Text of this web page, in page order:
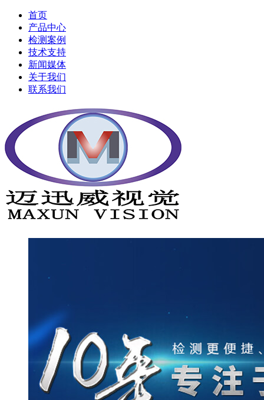
首页
产品中心
检测案例
技术支持
新闻媒体
关于我们
联系我们